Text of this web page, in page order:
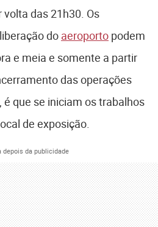
das 21h30. Os
do aeroporto podem
e meia e somente a partir
das operações
é que se iniciam os trabalhos
de exposição.
depois da publicidade